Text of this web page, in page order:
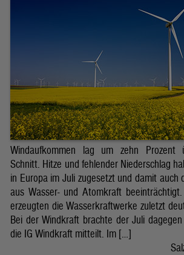
Windaufkommen lag um zehn Prozent
Schnitt. Hitze und fehlender Niederschlag
in Europa im Juli zugesetzt und damit auch
aus Wasser- und Atomkraft
erzeugten die Wasserkraftwerke zuletzt
Bei der Windkraft brachte der Juli
die IG Windkraft mitteilt. Im […]